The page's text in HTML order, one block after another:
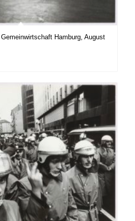
Hamburg, August